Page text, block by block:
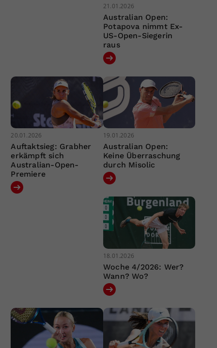
21.01.2026
Australian Open:
Potapova nimmt Ex-
US-Open-Siegerin
raus
20.01.2026
Auftaktsieg: Grabher
erkämpft sich
Australian-Open-
Premiere
19.01.2026
Australian Open:
Keine Überraschung
durch Misolic
18.01.2026
Woche 4/2026: Wer?
Wann? Wo?